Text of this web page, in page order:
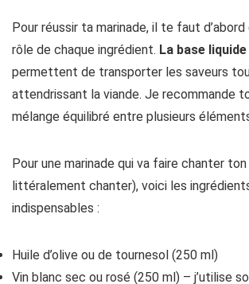
Pour réussir ta marinade, il te faut
rôle de chaque ingrédient. La base
permettent de transporter les saveurs
attendrissant la viande. Je recommande
mélange équilibré entre plusieurs
Pour une marinade qui va faire chanter ton
littéralement chanter), voici les
indispensables :
Huile d’olive ou de tournesol (250 ml)
Vin blanc sec ou rosé (250 ml) – j’utilise